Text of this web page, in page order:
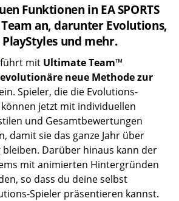
Funktionen in EA SPORTS
an, darunter Evolutions,
und mehr.
mit Ultimate Team™
neue Methode zur
Spieler, die die Evolutions-
jetzt mit individuellen
und Gesamtbewertungen
damit sie das ganze Jahr über
Darüber hinaus kann der
mit animierten Hintergründen
so dass du deine selbst
Spieler präsentieren kannst.